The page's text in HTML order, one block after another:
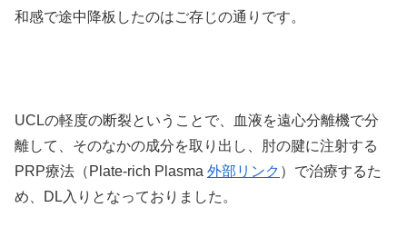
和感で途中降板したのはご存じの通りです。
UCLの軽度の断裂ということで、血液を遠心分離機で分
離して、そのなかの成分を取り出し、肘の腱に注射する
PRP療法（Plate-rich Plasma 外部リンク ）で治療するた
め、DL入りとなっておりました。